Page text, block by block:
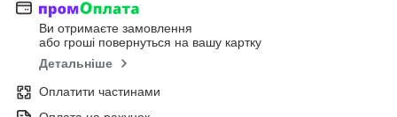
Ви отримаєте замовлення
або гроші повернуться на вашу картку
Детальніше
Оплатити частинами